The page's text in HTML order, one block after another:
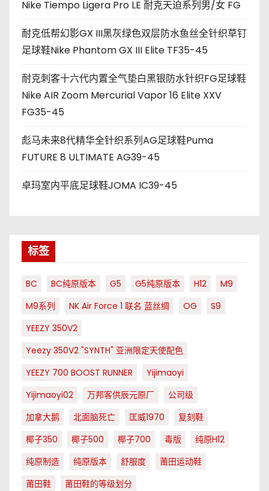
Nike Tiempo Ligera Pro LE 耐克天迫系列男/女 FG
耐克低帮幻影GX III黑灰绿色双层防水鱼丝全针织草钉
足球鞋Nike Phantom GX III Elite TF35-45
耐克刺客十六代内置全气垫白黑银防水针织FG足球鞋
Nike AIR Zoom Mercurial Vapor 16 Elite XXV
FG35-45
彪马未来8代精华全针织系列AG足球鞋Puma
FUTURE 8 ULTIMATE AG39-45
卓玛室内平底足球鞋JOMA IC39-45
标签
BC BC纯原版本 G5 G5纯原版本 H12
M9
M9系列
NK Air Force 1 联名 蓝丝绸 OG
S9
YEEZY 350V2
Yeezy 350V2 "SYNTH" 亚洲限定天使配色
YEEZY 700 BOOST RUNNER
Yijimaoyi
Yijimaoyi02
万邦客供辰元原厂
公司级
加拿大鹅
北面脑死亡 匡威1970
复刻鞋
椰子350
椰子500 椰子700 毒版
纯原H12
纯原制造
纯原版本 舒服度
莆田运动鞋
莆田鞋
莆田鞋的等级划分